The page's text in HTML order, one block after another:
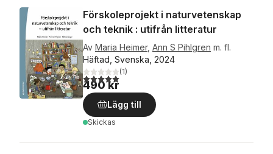
Förskoleprojekt i naturvetenskap
och teknik : utifrån litteratur
Av Maria Heimer, Ann S Pihlgren m. fl.
Häftad, Svenska, 2024
5,0utav 5 stjärnor. Totalt antal röster:
(1)
490 kr
Lägg till
Skickas